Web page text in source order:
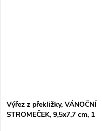
Výřez z překližky, VÁNOČNÍ
STROMEČEK, 9,5x7,7 cm, 1